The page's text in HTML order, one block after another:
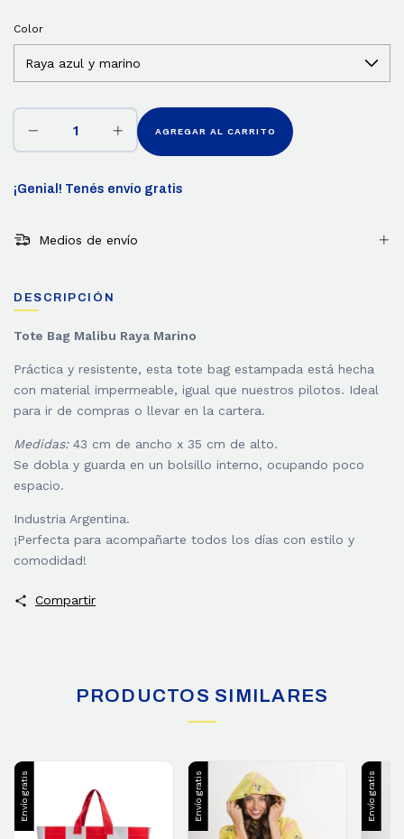
Color
¡Genial! Tenés envío gratis
Medios de envío
DESCRIPCIÓN
Tote Bag Malibu Raya Marino
Práctica y resistente, esta tote bag estampada está hecha
con material impermeable, igual que nuestros pilotos. Ideal
para ir de compras o llevar en la cartera.
Medidas:43 cm de ancho x 35 cm de alto.
Se dobla y guarda en un bolsillo interno, ocupando poco
espacio.
Industria Argentina.
¡Perfecta para acompañarte todos los días con estilo y
comodidad!
Compartir
PRODUCTOS SIMILARES
Envío gratis Envío gratis Envío gratis